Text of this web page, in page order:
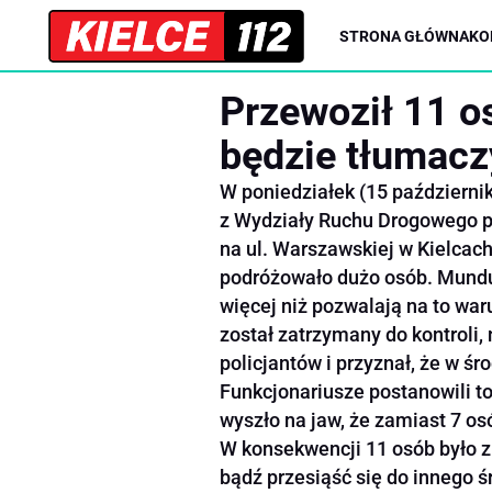
STRONA GŁÓWNA
Przewoził 11
będzie
W poniedziałek (15
z Wydziały Ruchu Drogowego
na ul. Warszawskiej w
podróżowało dużo osób.
więcej niż pozwalają na to
został zatrzymany do
policjantów i przyznał, że w
Funkcjonariusze postanowili
wyszło na jaw, że zamiast 7
W konsekwencji 11 osób było
bądź przesiąść się do innego